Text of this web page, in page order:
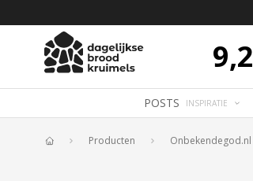
9,2
POSTS INSPIRATIE
Producten Onbekendegod.nl